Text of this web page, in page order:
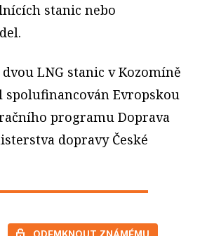
stanic nebo
LNG stanic v Kozomíně
spolufinancován Evropskou
programu Doprava
dopravy České
ODEMKNOUT ZNÁMÉMU